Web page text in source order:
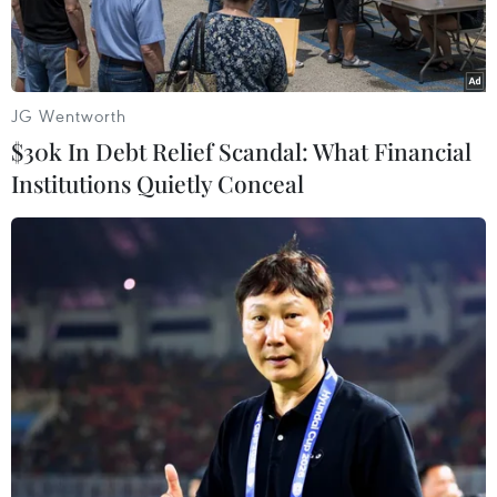
Nhân viên y tế lẫy máu xét nghiệm cho bệnh nhân tại Bệnh viện
K. (Ảnh: PV/Vietnam+)
Sáng 19/12, phó giáo sư Trần Văn Thuấn - Giám
đốc Bệnh viện K cho hay, vừa qua ban lãnh đạo
JG Wentworth
$30k In Debt Relief Scandal: What Financial
Institutions Quietly Conceal